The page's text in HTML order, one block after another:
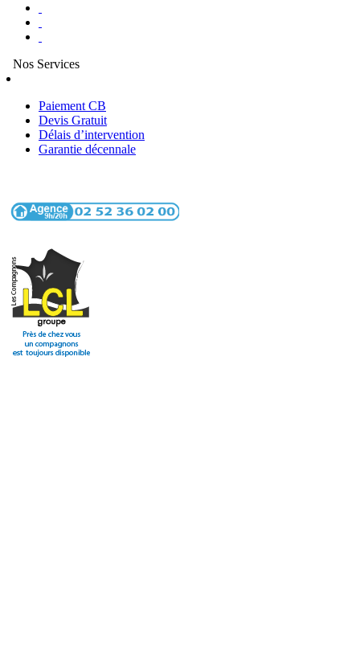
Nos Services
Paiement CB
Devis Gratuit
Délais d’intervention
Garantie décennale